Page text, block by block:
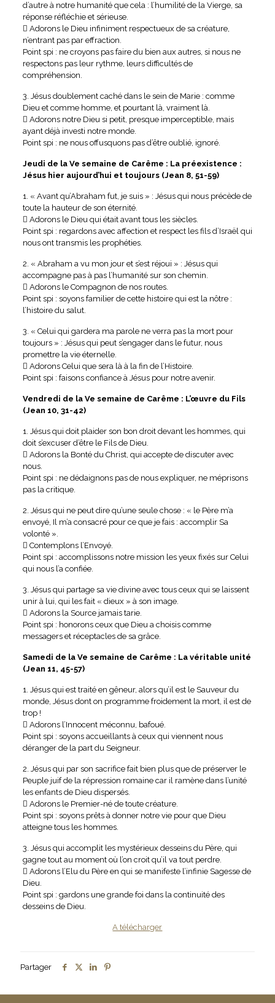
d’autre à notre humanité que cela : l’humilité de la Vierge, sa
réponse réfléchie et sérieuse.
 Adorons le Dieu infiniment respectueux de sa créature,
n’entrant pas par effraction.
Point spi : ne croyons pas faire du bien aux autres, si nous ne
respectons pas leur rythme, leurs difficultés de
compréhension.
3. Jésus doublement caché dans le sein de Marie : comme
Dieu et comme homme, et pourtant là, vraiment là.
 Adorons notre Dieu si petit, presque imperceptible, mais
ayant déjà investi notre monde.
Point spi : ne nous offusquons pas d’être oublié, ignoré.
Jeudi de la Ve semaine de Carême : La préexistence :
Jésus hier aujourd’hui et toujours (Jean 8, 51-59)
1. « Avant qu’Abraham fut, je suis » : Jésus qui nous précède de
toute la hauteur de son éternité.
 Adorons le Dieu qui était avant tous les siècles.
Point spi : regardons avec affection et respect les fils d’Israël qui
nous ont transmis les prophéties.
2. « Abraham a vu mon jour et s’est réjoui » : Jésus qui
accompagne pas à pas l’humanité sur son chemin.
 Adorons le Compagnon de nos routes.
Point spi : soyons familier de cette histoire qui est la nôtre :
l’histoire du salut.
3. « Celui qui gardera ma parole ne verra pas la mort pour
toujours » : Jésus qui peut s’engager dans le futur, nous
promettre la vie éternelle.
 Adorons Celui que sera là à la fin de l’Histoire.
Point spi : faisons confiance à Jésus pour notre avenir.
Vendredi de la Ve semaine de Carême : L’œuvre du Fils
(Jean 10, 31-42)
1. Jésus qui doit plaider son bon droit devant les hommes, qui
doit s’excuser d’être le Fils de Dieu.
 Adorons la Bonté du Christ, qui accepte de discuter avec
nous.
Point spi : ne dédaignons pas de nous expliquer, ne méprisons
pas la critique.
2. Jésus qui ne peut dire qu’une seule chose : « le Père m’a
envoyé, Il m’a consacré pour ce que je fais : accomplir Sa
volonté ».
 Contemplons l’Envoyé.
Point spi : accomplissons notre mission les yeux fixés sur Celui
qui nous l’a confiée.
3. Jésus qui partage sa vie divine avec tous ceux qui se laissent
unir à lui, qui les fait « dieux » à son image.
 Adorons la Source jamais tarie.
Point spi : honorons ceux que Dieu a choisis comme
messagers et réceptacles de sa grâce.
Samedi de la Ve semaine de Carême : La véritable unité
(Jean 11, 45-57)
1. Jésus qui est traité en gêneur, alors qu’il est le Sauveur du
monde, Jésus dont on programme froidement la mort, il est de
trop !
 Adorons l’Innocent méconnu, bafoué.
Point spi : soyons accueillants à ceux qui viennent nous
déranger de la part du Seigneur.
2. Jésus qui par son sacrifice fait bien plus que de préserver le
Peuple juif de la répression romaine car il ramène dans l’unité
les enfants de Dieu dispersés.
 Adorons le Premier-né de toute créature.
Point spi : soyons prêts à donner notre vie pour que Dieu
atteigne tous les hommes.
3. Jésus qui accomplit les mystérieux desseins du Père, qui
gagne tout au moment où l’on croit qu’il va tout perdre.
 Adorons l’Elu du Père en qui se manifeste l’infinie Sagesse de
Dieu.
Point spi : gardons une grande foi dans la continuité des
desseins de Dieu.
A télécharger
Partager